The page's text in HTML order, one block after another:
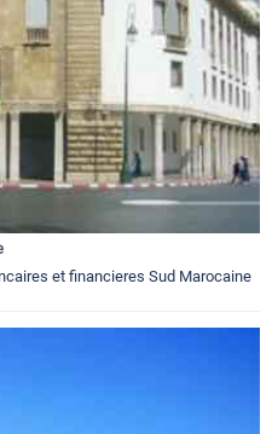
et financieres Sud Marocaine